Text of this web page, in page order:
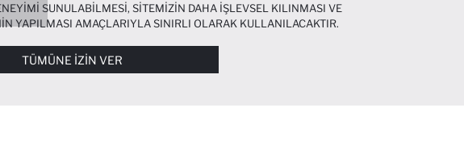
SUNULABILMESI, SITEMIZIN DAHA IŞLEVSEL KILINMASI VE
YAPILMASI AMAÇLARIYLA SINIRLI OLARAK KULLANILACAKTIR.
TÜMÜNE İZIN VER